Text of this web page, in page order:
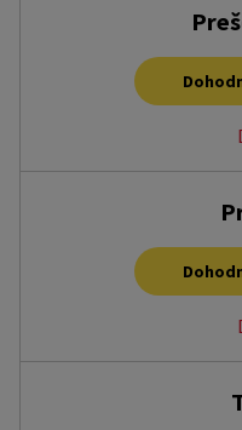
M park - nákupné
po – pia, 9:00 – 17:00 hod.
OC MAX, Vihorlatská 2A,
po – ne, 9:00 – 20:00 hod.
presov@homecredit.sk
+421 33 7767 471
OC Korzo, Nábrežná
po – ne, 9:00 – 20:00 hod.